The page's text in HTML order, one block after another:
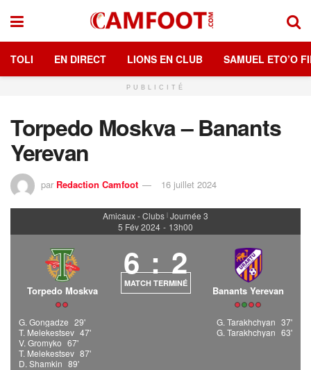
TOLI EN DIRECT LIONS EN CLUB SAMUEL ETO’O
PUBLICITÉ
Torpedo Moskva – Banants
Yerevan
par Redaction Camfoot 16 juillet 2024
Amicaux - Clubs | Journée 3
5 Fév 2024 - 13h00
Torpedo Moskva
6 : 2
MATCH TERMINÉ
Banants Yerevan
G. Gongadze 29'
T. Melekestsev 47'
V. Gromyko 67'
T. Melekestsev 87'
D. Shamkin 89'
G. Tarakhchyan 37'
G. Tarakhchyan 63'